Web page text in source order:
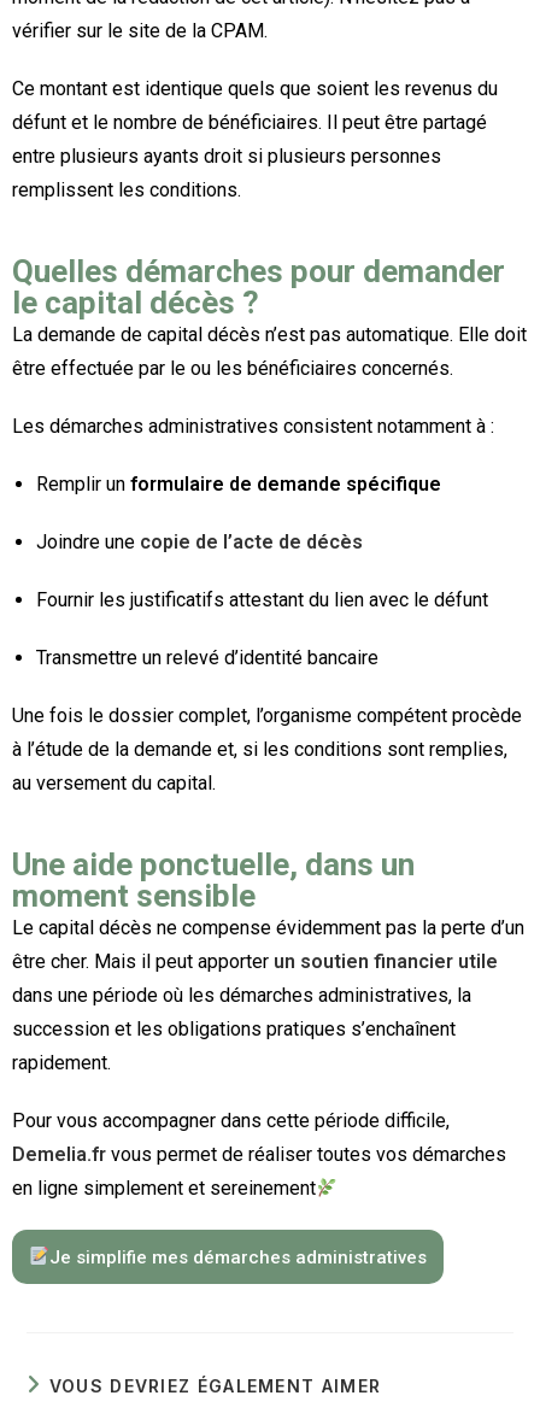
vérifier sur le site de la CPAM.
Ce montant est identique quels que soient les revenus du
défunt et le nombre de bénéficiaires. Il peut être partagé
entre plusieurs ayants droit si plusieurs personnes
remplissent les conditions.
Quelles démarches pour demander
le capital décès ?
La demande de capital décès n’est pas automatique. Elle doit
être effectuée par le ou les bénéficiaires concernés.
Les démarches administratives consistent notamment à :
Remplir un formulaire de demande spécifique
Joindre une copie de l’acte de décès
Fournir les justificatifs attestant du lien avec le défunt
Transmettre un relevé d’identité bancaire
Une fois le dossier complet, l’organisme compétent procède
à l’étude de la demande et, si les conditions sont remplies,
au versement du capital.
Une aide ponctuelle, dans un
moment sensible
Le capital décès ne compense évidemment pas la perte d’un
être cher. Mais il peut apporter un soutien financier utile
dans une période où les démarches administratives, la
succession et les obligations pratiques s’enchaînent
rapidement.
Pour vous accompagner dans cette période difficile,
Demelia.fr vous permet de réaliser toutes vos démarches
en ligne simplement et sereinement
Je simplifie mes démarches administratives
VOUS DEVRIEZ ÉGALEMENT AIMER